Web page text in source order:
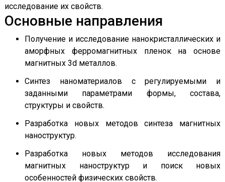
исследование их свойств.
Основные направления
Получение и исследование нанокристаллических и
аморфных ферромагнитных пленок на основе
магнитных 3d металлов.
Синтез наноматериалов с регулируемыми и
заданными параметрами формы, состава,
структуры и свойств.
Разработка новых методов синтеза магнитных
наноструктур.
Разработка новых методов исследования
магнитных наноструктур и поиск новых
особенностей физических свойств.